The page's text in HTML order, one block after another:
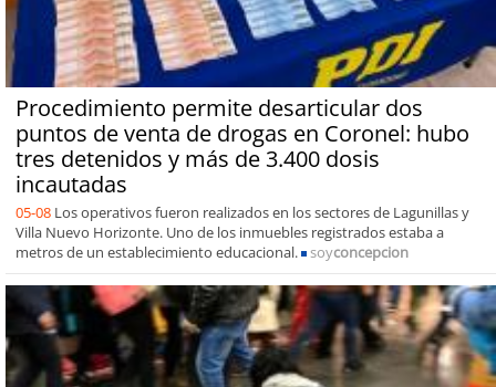
Procedimiento permite desarticular dos
puntos de venta de drogas en Coronel: hubo
tres detenidos y más de 3.400 dosis
incautadas
05-08 Los operativos fueron realizados en los sectores de Lagunillas y
Villa Nuevo Horizonte. Uno de los inmuebles registrados estaba a
metros de un establecimiento educacional.
soyconcepcion